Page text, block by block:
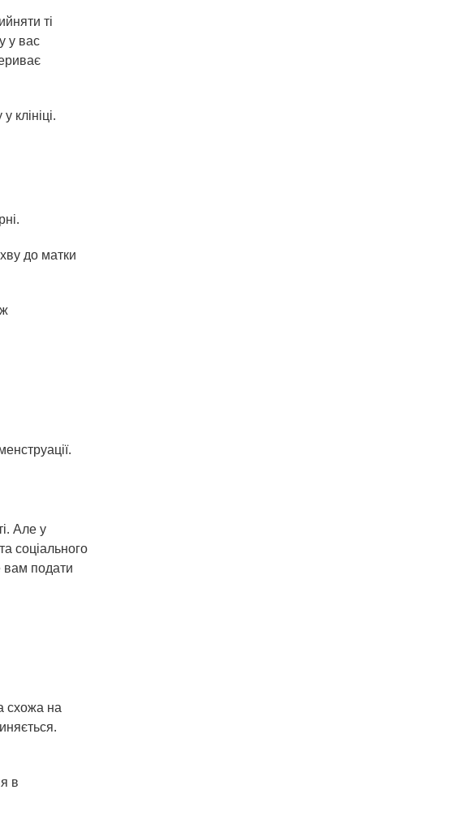
ті
у вас
до матки
Але у
соціального
вам подати
схожа на
в